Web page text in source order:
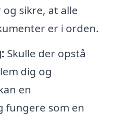
sikre, at alle
er i orden.
Skulle der opstå
dig og
en
fungere som en